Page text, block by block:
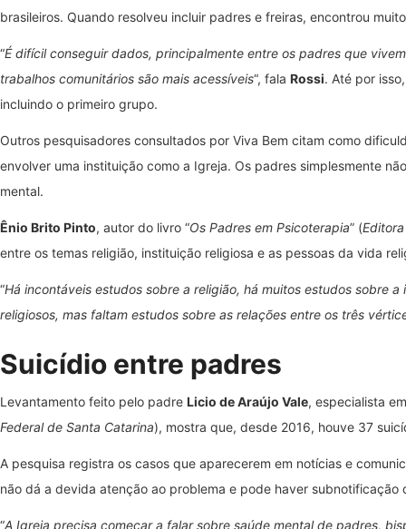
brasileiros. Quando resolveu incluir padres e freiras, encontrou
“É difícil conseguir dados, principalmente entre os padres que
trabalhos comunitários são mais acessíveis“, fala Rossi. Até por
incluindo o primeiro grupo.
Outros pesquisadores consultados por Viva Bem citam como
envolver uma instituição como a Igreja. Os padres simplesmente
mental.
Ênio Brito Pinto, autor do livro “Os Padres em Psicoterapia” (
entre os temas religião, instituição religiosa e as pessoas da vida
“Há incontáveis estudos sobre a religião, há muitos estudos sobre
religiosos, mas faltam estudos sobre as relações entre os três
Suicídio entre padres
Levantamento feito pelo padre Licio de Araújo Vale, especialista
Federal de Santa Catarina), mostra que, desde 2016, houve 37
A pesquisa registra os casos que aparecerem em notícias e
não dá a devida atenção ao problema e pode haver subnotificação
“A Igreja precisa começar a falar sobre saúde mental de padres,